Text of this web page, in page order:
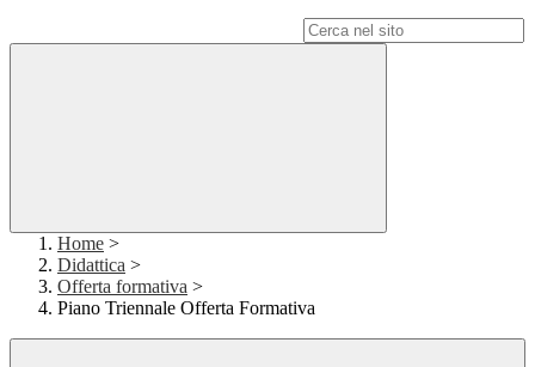
Home >
Didattica >
Offerta formativa >
Piano Triennale Offerta Formativa